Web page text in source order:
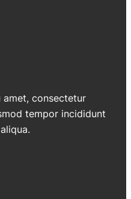
amet, consectetur
tempor incididunt